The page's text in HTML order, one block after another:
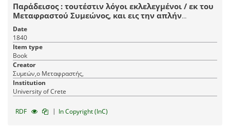
Παράδεισος : τουτέστιν λόγοι εκλελεγμένοι / εκ του
Μεταφραστού Συμεώνος, και εις την απλήν
μεταγλωττισθέντες Διάλεκτον παρά Αγαπίου
Μοναχού του Κρητός εις κοινήν των Ορθοδόξων
Χριστιανών ωφέλειαν.
Date
1840
Item type
Book
Creator
Συμεών,ο Μεταφραστής,
Institution
University of Crete
RDF | In Copyright (InC)